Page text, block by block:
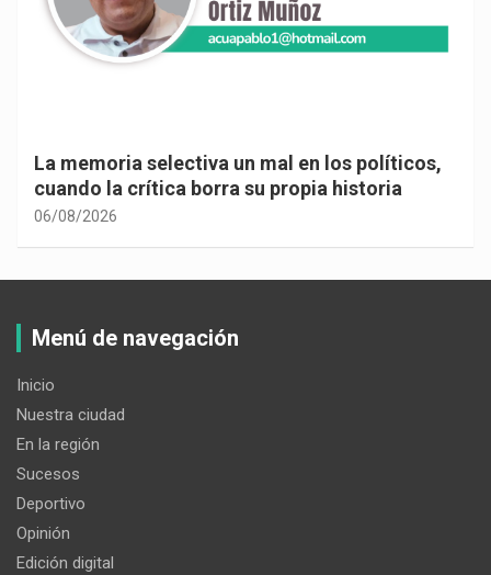
La memoria selectiva un mal en los políticos,
cuando la crítica borra su propia historia
06/08/2026
Menú de navegación
Inicio
Nuestra ciudad
En la región
Sucesos
Deportivo
Opinión
Edición digital